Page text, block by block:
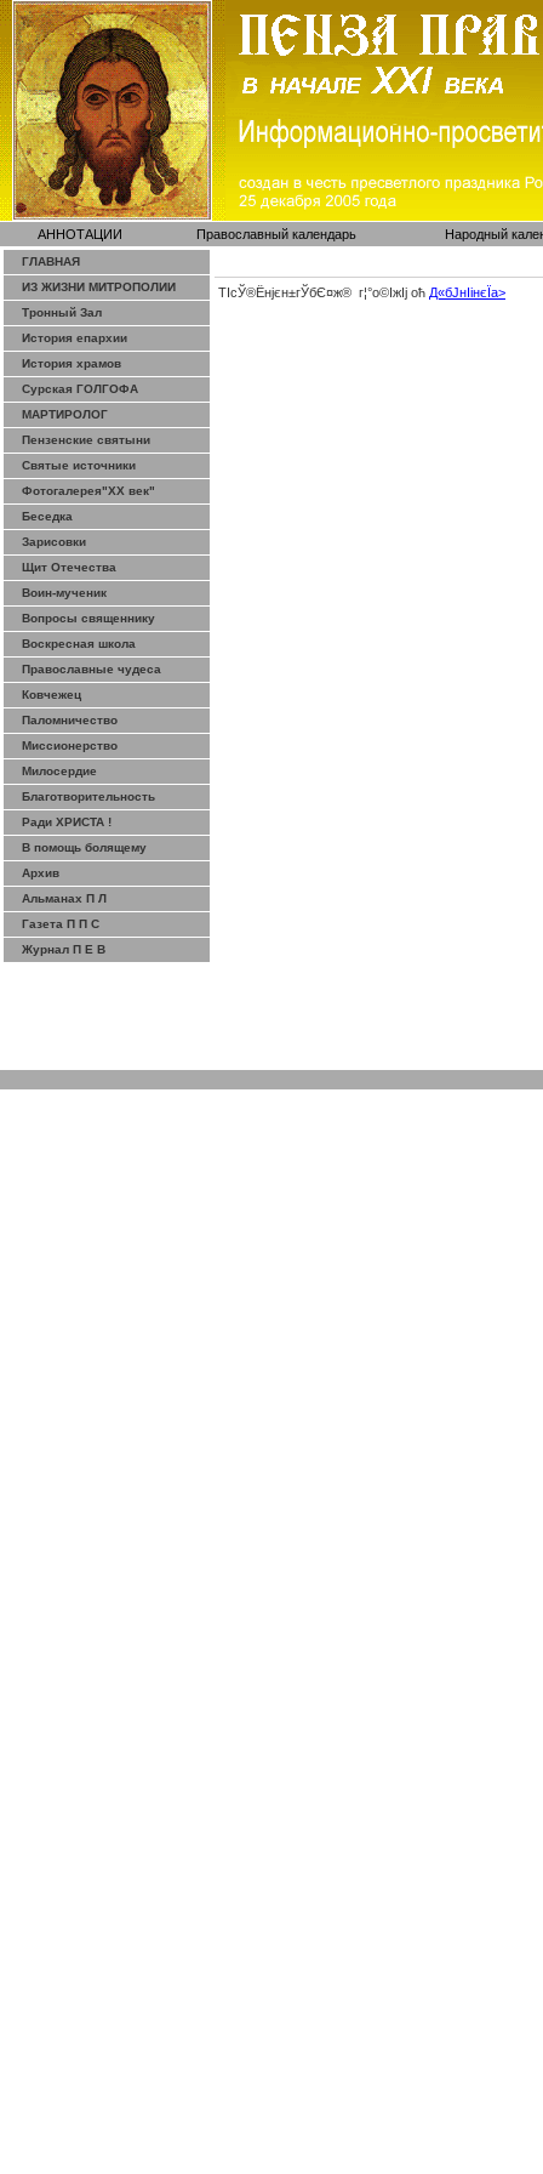
АННОТАЦИИ Православный календарь Народный
ГЛАВНАЯ
ИЗ ЖИЗНИ МИТРОПОЛИИ
Тронный Зал
История епархии
История храмов
Сурская ГОЛГОФА
МАРТИРОЛОГ
Пензенские святыни
Святые источники
Фотогалерея"ХХ век"
Беседка
Зарисовки
Щит Отечества
Воин-мученик
Вопросы священнику
Воскресная школа
Православные чудеса
Ковчежец
Паломничество
Миссионерство
Милосердие
Благотворительность
Ради ХРИСТА !
В помощь болящему
Архив
Альманах П Л
Газета П П С
Журнал П Е В
ТІсЎ®Ёнјєн±­гЎ­бЄ¤ж® г¦°о©ІжІј оћ Д«бЈ­нІінєЇa>